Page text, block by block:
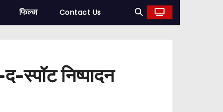
फिल्म Contact Us
स्पॉट निष्पादन